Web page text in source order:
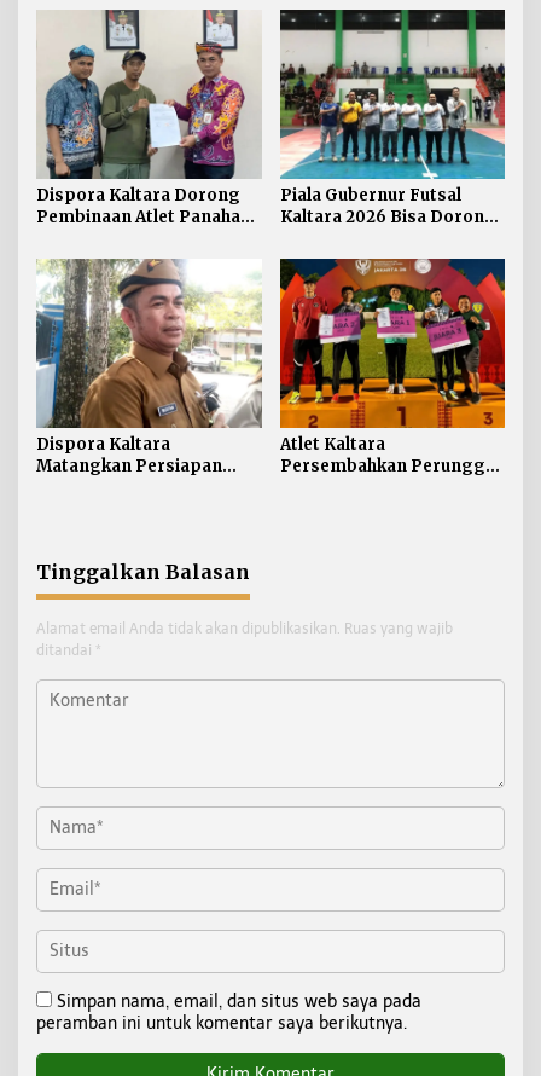
Satu Acuan Seleksi
Sinergi dengan Pengprov
Akuatik
Dispora Kaltara Dorong
Pembinaan Atlet Panahan
Piala Gubernur Futsal
Kaltara 2026 Bisa Dorong
Daerah
Dispora Kaltara
Matangkan Persiapan
Atlet Kaltara
Persembahkan Perunggu
Tinggalkan Balasan
Alamat email Anda tidak akan dipublikasikan. Ruas yang wajib
ditandai *
Simpan nama, email, dan situs web saya pada
peramban ini untuk komentar saya berikutnya.